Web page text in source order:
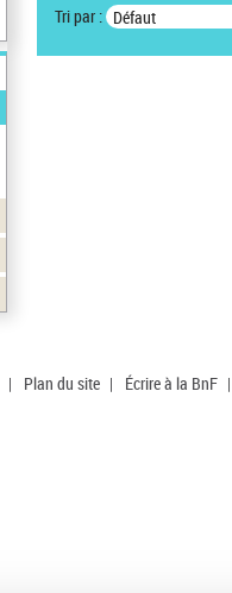
Tri par : Défaut
| Plan du site | Écrire à la BnF |